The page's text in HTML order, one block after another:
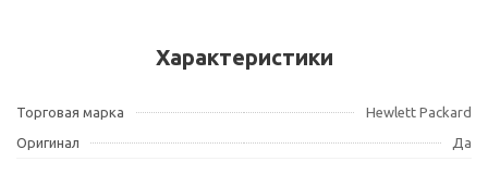
Характеристики
Торговая марка
Hewlett Packard
Оригинал
Да